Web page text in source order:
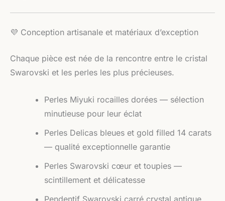
💜 Conception artisanale et matériaux d’exception
Chaque pièce est née de la rencontre entre le cristal
Swarovski et les perles les plus précieuses.
Perles Miyuki rocailles dorées — sélection
minutieuse pour leur éclat
Perles Delicas bleues et gold filled 14 carats
— qualité exceptionnelle garantie
Perles Swarovski cœur et toupies —
scintillement et délicatesse
Pendentif Swarovski carré crystal antique